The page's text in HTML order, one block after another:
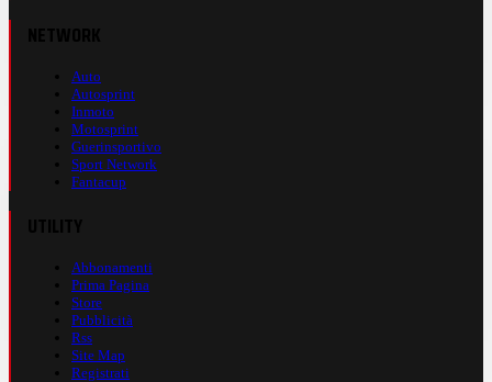
Auto
Autosprint
Inmoto
Motosprint
Guerinsportivo
Sport Network
Fantacup
Abbonamenti
Prima Pagina
Store
Pubblicità
Rss
Site Map
Registrati